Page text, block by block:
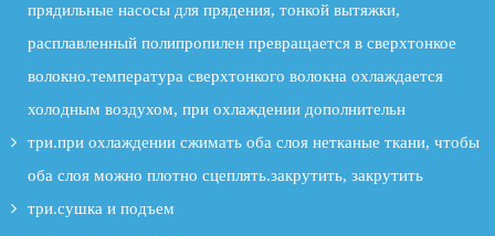
прядильные насосы для прядения, тонкой вытяжки,
расплавленный полипропилен превращается в сверхтонкое
волокно.температура сверхтонкого волокна охлаждается
холодным воздухом, при охлаждении дополнительн
три.при охлаждении сжимать оба слоя нетканые ткани, чтобы
оба слоя можно плотно сцеплять.закрутить, закрутить
три.сушка и подъем